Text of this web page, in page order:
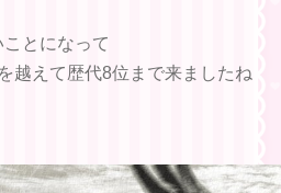
とになって
越えて歴代8位まで来ましたね